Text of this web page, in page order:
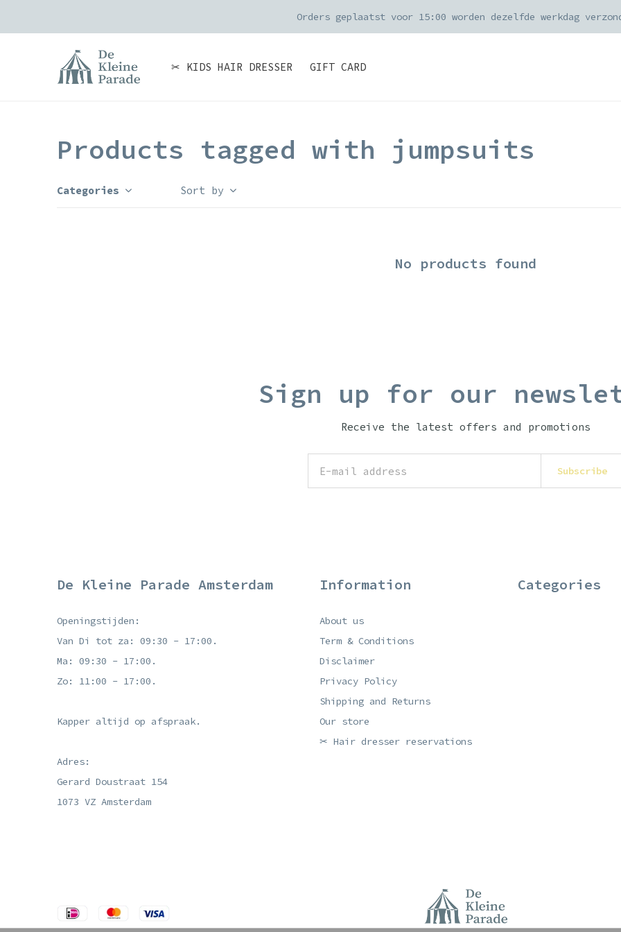
✂ KIDS HAIR DRESSER GIFT CARD
Orders geplaatst voor 15:00 worden dezelfde werkdag
Products tagged with jumpsuits
Categories Sort by
No products found
Sign up for our
Receive the latest offers and promotions
Subscribe
De Kleine Parade Amsterdam
Openingstijden:
Van Di tot za: 09:30 - 17:00.
Ma: 09:30 - 17:00.
Zo: 11:00 - 17:00.
Kapper altijd op afspraak.
Adres:
Gerard Doustraat 154
1073 VZ Amsterdam
Information
About us
Term & Conditions
Disclaimer
Privacy Policy
Shipping and Returns
Our store
✂ Hair dresser reservations
Categories